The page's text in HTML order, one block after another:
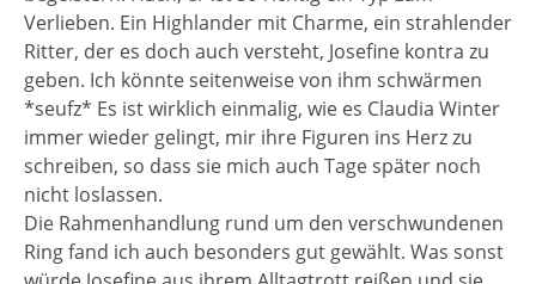
Verlieben. Ein Highlander mit Charme, ein strahlender
Ritter, der es doch auch versteht, Josefine kontra zu
geben. Ich könnte seitenweise von ihm schwärmen
*seufz* Es ist wirklich einmalig, wie es Claudia Winter
immer wieder gelingt, mir ihre Figuren ins Herz zu
schreiben, so dass sie mich auch Tage später noch
nicht loslassen.
Die Rahmenhandlung rund um den verschwundenen
Ring fand ich auch besonders gut gewählt. Was sonst